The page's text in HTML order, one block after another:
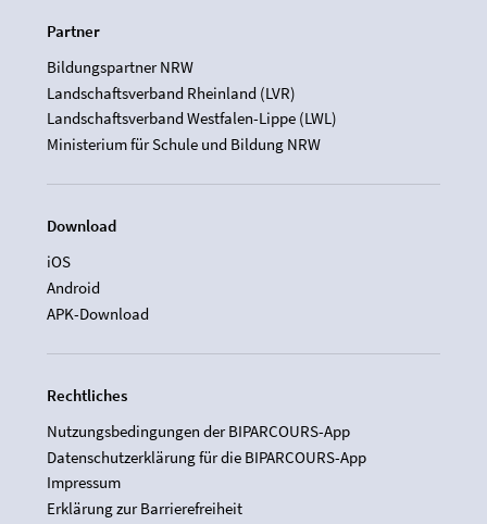
Partner
Bildungspartner NRW
Landschaftsverband Rheinland (LVR)
Landschaftsverband Westfalen-Lippe (LWL)
Ministerium für Schule und Bildung NRW
Download
iOS
Android
APK-Download
Rechtliches
Nutzungsbedingungen der BIPARCOURS-App
Datenschutzerklärung für die BIPARCOURS-App
Impressum
Erklärung zur Barrierefreiheit